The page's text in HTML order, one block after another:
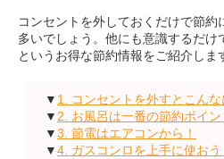
コンセントを外しておくだけで節
多いでしょう。他にも意識するだけ
というお得な節約情報をご紹介しま
▼ 1. コンセントを外すとこんな
▼2. お風呂は一番の節約ポイン
▼3. 節電はエアコンから！
▼4. ガスコンロを上手に使おう